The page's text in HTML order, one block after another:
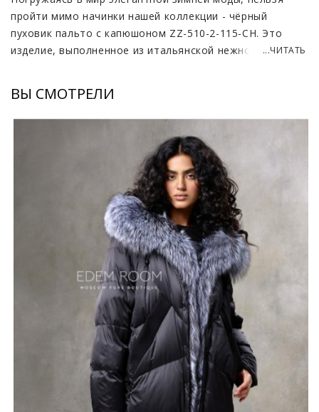
пройти мимо начинки нашей коллекции - чёрный
пуховик пальто с капюшоном ZZ-510-2-115-CH. Это
изделие, выполненное из итальянской нежной ткани,
нежно окутывает тело, создавая уникальное
ощущение уюта в холодные дни.
Капюшон убережёт от ветра и осадков, а также
станет украшением образа, ведь его обрамляет
пушистый, великолепный мех натуральной лисы. Мех
придаёт этому пуховику нотку роскоши и шарма. Он
легко снимается, позволяя вам менять стиль,
подстраиваясь под погоду и обстоятельства. Этот
элемент добавляет глубину образу, делая его
актуальным для самых разных мероприятий — от
вечерних прогулок до деловых встреч. Модель
утеплена гусиным пухом, что делает её идеальным
выбором для холодной зимы.
*описание несет информационный характер, состав и
правила ухода могут быть изменены производителем
...ЧИТАТЬ
ВЫ СМОТРЕЛИ